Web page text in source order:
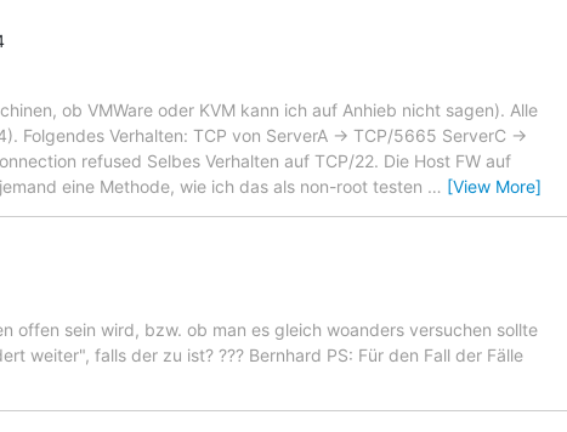
ob VMWare oder KVM kann ich auf Anhieb nicht sagen). Alle
Folgendes Verhalten: TCP von ServerA -> TCP/5665 ServerC ->
refused Selbes Verhalten auf TCP/22. Die Host FW auf
eine Methode, wie ich das als non-root testen … [View More]
offen sein wird, bzw. ob man es gleich woanders versuchen sollte
weiter", falls der zu ist? ??? Bernhard PS: Für den Fall der Fälle